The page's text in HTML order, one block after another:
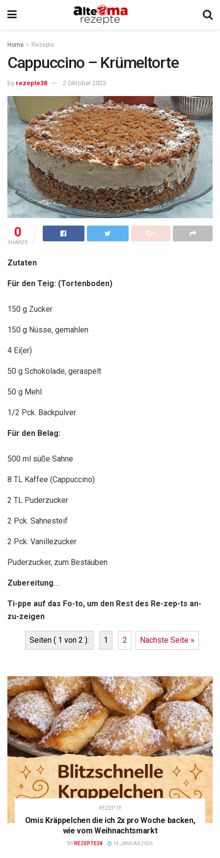
Home Rezepte
Cappuccino – Krümeltorte
by rezepte38 2 Oktober 2023
0
SHARES
Zutaten
Für den Teig: (Tortenboden)
150 g Zucker
150 g Nüsse, gemahlen
4 Ei(er)
50 g Schokolade, geraspelt
50 g Mehl
1/2 Pck. Backpulver
Für den Belag:
500 ml süße Sahne
8 TL Kaffee (Cappuccino)
2 TL Puderzucker
2 Pck. Sahnesteif
2 Pck. Vanillezucker
Puderzucker, zum Bestäuben
Zubereitung….
Ti-ppe auf das Fo-to, um den Rest des Re-zep-ts an-
zu-zeigen
Seiten ( 1 von 2 ): 1 2 Nächste Seite »
REZEPTE
Omis Kräppelchen die ich 2x pro Woche backen,
wie vom Weihnachtsmarkt
BY REZEPTE38 14 JANUAR 2026